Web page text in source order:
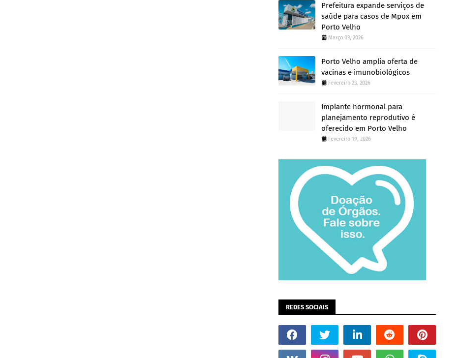
Prefeitura expande serviços de
saúde para casos de Mpox em
Porto Velho
Março 03, 2026
Porto Velho amplia oferta de
vacinas e imunobiológicos
Fevereiro 23, 2026
Implante hormonal para
planejamento reprodutivo é
oferecido em Porto Velho
Fevereiro 19, 2026
REDES SOCIAIS